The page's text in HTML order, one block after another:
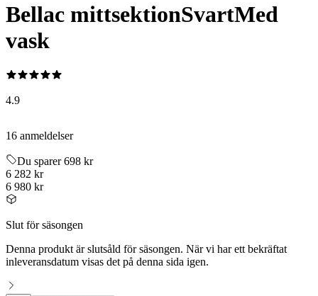
Bellac mittsektionSvartMed
vask
4.9
16 anmeldelser
Du sparer 698 kr
6 282 kr
6 980 kr
Slut för säsongen
Denna produkt är slutsåld för säsongen. När vi har ett bekräftat
inleveransdatum visas det på denna sida igen.